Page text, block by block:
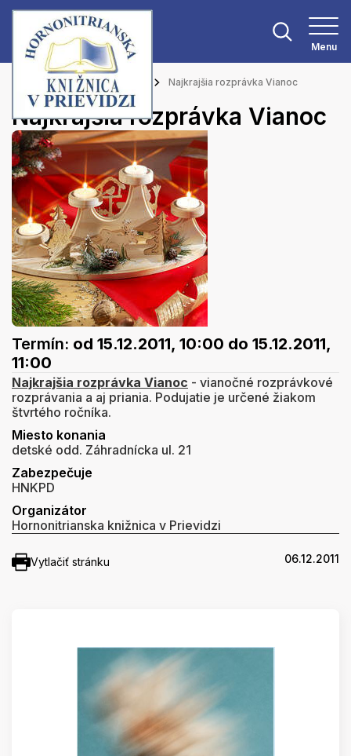
Menu
Hlavná stránka Podujatia Najkrajšia rozprávka Vianoc
Najkrajšia rozprávka Vianoc
Termín: od 15.12.2011, 10:00 do 15.12.2011,
11:00
Najkrajšia rozprávka Vianoc - vianočné rozprávkové
rozprávania a aj priania. Podujatie je určené žiakom
štvrtého ročníka.
Miesto konania
detské odd. Záhradnícka ul. 21
Zabezpečuje
HNKPD
Organizátor
Hornonitrianska knižnica v Prievidzi
Vytlačiť stránku 06.12.2011